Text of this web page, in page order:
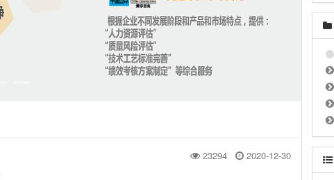
23294 2020-12-30